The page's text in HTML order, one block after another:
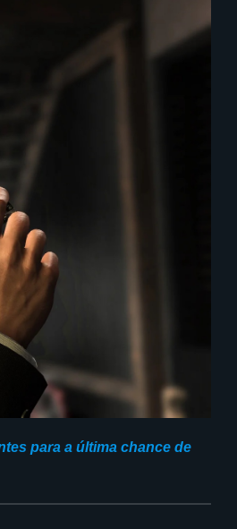
para a última chance de